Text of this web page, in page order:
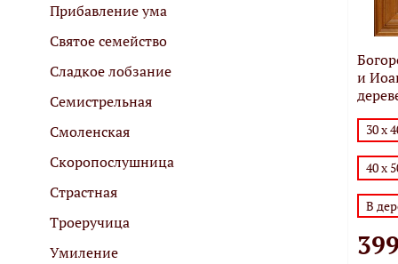
и
30 х
40 х
В
Прибавление ума
Святое семейство
Сладкое лобзание
Семистрельная
Смоленская
Скоропослушница
Страстная
Троеручица
Умиление